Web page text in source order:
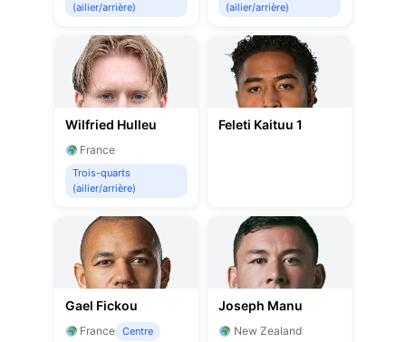
(ailier/arrière)
(ailier/arrière)
Wilfried Hulleu
France
Trois-quarts
(ailier/arrière)
Feleti Kaituu 1
Gael Fickou
France Centre
Joseph Manu
New Zealand